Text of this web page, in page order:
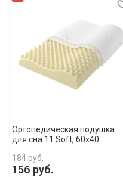
Ортопедическая подушка
для сна 11 Soft, 60x40
184 руб.
156 руб.